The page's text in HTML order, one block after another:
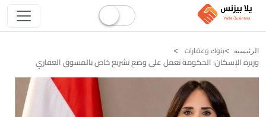
الرئيسيه بنوك وعقارات
وزيرة الإسكان: الحكومة تعمل على وضع تشريع خاص بالمسوق العقاري